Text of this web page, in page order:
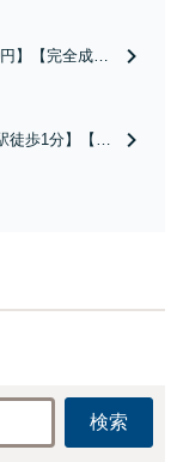
】【完全成功
3カ月以内ス
／示談金0円→5
徒歩1分】【オ
を解消！使用
談無料】
検索